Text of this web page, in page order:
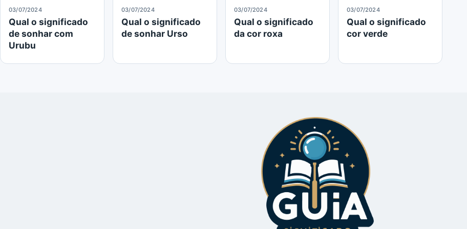
03/07/2024
Qual o significado
de sonhar com
Urubu
03/07/2024
Qual o significado
de sonhar Urso
03/07/2024
Qual o significado
da cor roxa
03/07/2024
Qual o significado
cor verde